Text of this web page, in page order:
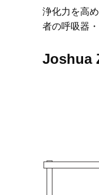
浄化力を高
者の呼吸器
Joshua